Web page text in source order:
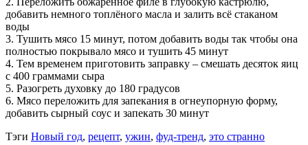
добавить немного топлёного масла и залить всё стаканом
воды
3. Тушить мясо 15 минут, потом добавить воды так чтобы она
полностью покрывало мясо и тушить 45 минут
4. Тем временем приготовить заправку – смешать десяток яиц
с 400 граммами сыра
5. Разогреть духовку до 180 градусов
6. Мясо переложить для запекания в огнеупорную форму,
добавить сырный соус и запекать 30 минут
Тэги Новый год, рецепт, ужин, фуд-тренд, это странно